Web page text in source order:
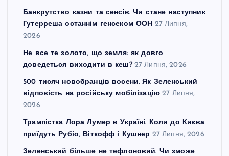
Банкрутство казни та сенсів. Чи стане наступник
Гутерреша останнім генсеком ООН 27 Липня,
2026
Не все те золото, що земля: як довго
доведеться виходити в кеш? 27 Липня, 2026
500 тисяч новобранців восени. Як Зеленський
відповість на російську мобілізацію 27 Липня,
2026
Трампістка Лора Лумер в Україні. Коли до Києва
приїдуть Рубіо, Віткофф і Кушнер 27 Липня, 2026
Зеленський більше не тефлоновий. Чи зможе